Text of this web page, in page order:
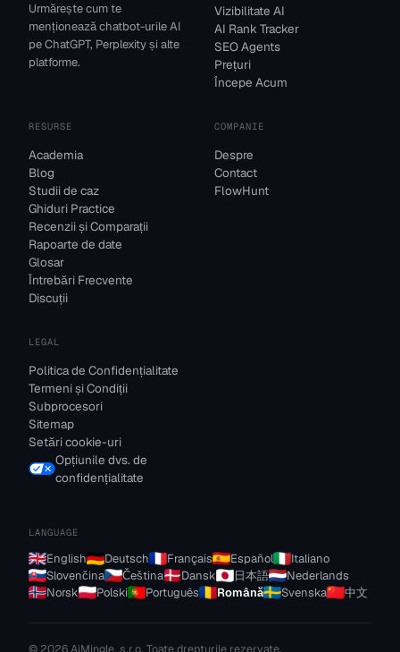
Urmărește cum te
menționează chatbot-urile AI
pe ChatGPT, Perplexity și alte
platforme.
Vizibilitate AI
AI Rank Tracker
SEO Agents
Prețuri
Începe Acum
RESURSE
Academia
Blog
Studii de caz
Ghiduri Practice
Recenzii și Comparații
Rapoarte de date
Glosar
Întrebări Frecvente
Discuții
COMPANIE
Despre
Contact
FlowHunt
LEGAL
Politica de Confidențialitate
Termeni și Condiții
Subprocesori
Sitemap
Setări cookie-uri
Opțiunile dvs. de
confidențialitate
LANGUAGE
English Deutsch Français Español
Italiano
Slovenčina
Čeština Dansk 日本語
Nederlands
Norsk
Polski Português Română Svenska 中文
© 2026 AiMingle, s.r.o. Toate drepturile rezervate.